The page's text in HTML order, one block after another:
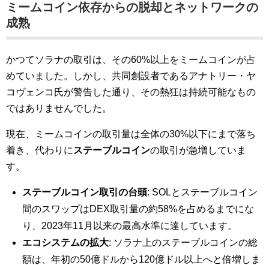
ミームコイン依存からの脱却とネットワークの
成熟
かつてソラナの取引は、その60%以上をミームコインが占
めていました。しかし、共同創設者であるアナトリー・ヤ
コヴェンコ氏が警告した通り、その熱狂は持続可能なもの
ではありませんでした。
現在、ミームコインの取引量は全体の30%以下にまで落ち
着き、代わりにステーブルコインの取引が急増していま
す。
ステーブルコイン取引の台頭: SOLとステーブルコイン
間のスワップはDEX取引量の約58%を占めるまでにな
り、2023年11月以来の最高水準に達しています。
エコシステムの拡大: ソラナ上のステーブルコインの総
額は、年初の50億ドルから120億ドル以上へと倍増しま